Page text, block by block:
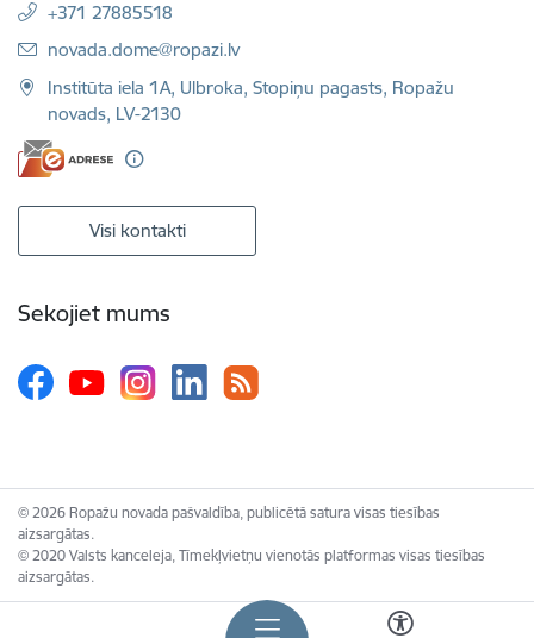
+371 27885518
E-pasts:
novada.dome@ropazi.lv
Institūta iela 1A, Ulbroka, Stopiņu pagasts, Ropažu
novads, LV-2130
Visi kontakti
Sekojiet mums
© 2026 Ropažu novada pašvaldība, publicētā satura visas tiesības
aizsargātas.
© 2020 Valsts kanceleja, Tīmekļvietņu vienotās platformas visas tiesības
aizsargātas.